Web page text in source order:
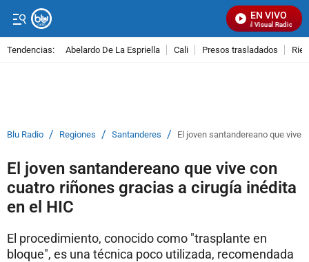
EN VIVO
Señal Visual Radio
Tendencias: Abelardo De La Espriella Cali Presos trasladados
Blu Radio / Regiones / Santanderes / El joven santandereano que vive
El joven santandereano que vive con
cuatro riñones gracias a cirugía inédita
en el HIC
El procedimiento, conocido como "trasplante en
bloque", es una técnica poco utilizada, recomendada